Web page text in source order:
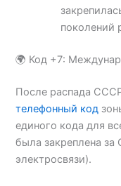
поколений
🌍 Код +7:
После распада
телефонный код
единого кода для
была закреплена
электросвязи).